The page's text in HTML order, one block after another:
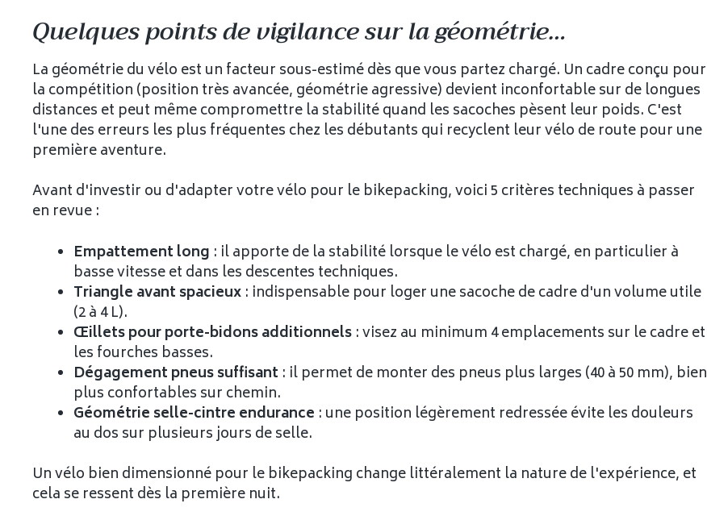
Quelques points de vigilance sur la géométrie…
La géométrie du vélo est un facteur sous-estimé dès que vous partez chargé. Un cadre conçu pour
la compétition (position très avancée, géométrie agressive) devient inconfortable sur de longues
distances et peut même compromettre la stabilité quand les sacoches pèsent leur poids. C'est
l'une des erreurs les plus fréquentes chez les débutants qui recyclent leur vélo de route pour une
première aventure.
Avant d'investir ou d'adapter votre vélo pour le bikepacking, voici 5 critères techniques à passer
en revue :
Empattement long : il apporte de la stabilité lorsque le vélo est chargé, en particulier à
basse vitesse et dans les descentes techniques.
Triangle avant spacieux : indispensable pour loger une sacoche de cadre d'un volume utile
(2 à 4 L).
Œillets pour porte-bidons additionnels : visez au minimum 4 emplacements sur le cadre et
les fourches basses.
Dégagement pneus suffisant : il permet de monter des pneus plus larges (40 à 50 mm), bien
plus confortables sur chemin.
Géométrie selle-cintre endurance : une position légèrement redressée évite les douleurs
au dos sur plusieurs jours de selle.
Un vélo bien dimensionné pour le bikepacking change littéralement la nature de l'expérience, et
cela se ressent dès la première nuit.